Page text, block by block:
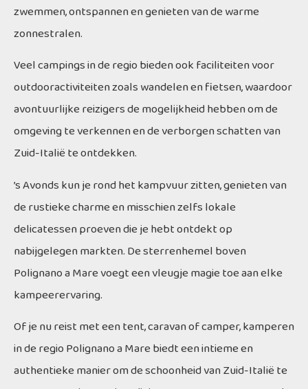
zwemmen, ontspannen en genieten van de warme
zonnestralen.
Veel campings in de regio bieden ook faciliteiten voor
outdooractiviteiten zoals wandelen en fietsen, waardoor
avontuurlijke reizigers de mogelijkheid hebben om de
omgeving te verkennen en de verborgen schatten van
Zuid-Italië te ontdekken.
’s Avonds kun je rond het kampvuur zitten, genieten van
de rustieke charme en misschien zelfs lokale
delicatessen proeven die je hebt ontdekt op
nabijgelegen markten. De sterrenhemel boven
Polignano a Mare voegt een vleugje magie toe aan elke
kampeerervaring.
Of je nu reist met een tent, caravan of camper, kamperen
in de regio Polignano a Mare biedt een intieme en
authentieke manier om de schoonheid van Zuid-Italië te